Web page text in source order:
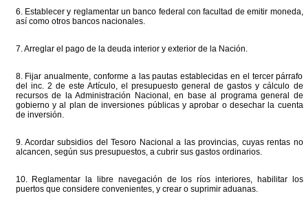
6. Establecer y reglamentar un banco federal con facultad de emitir moneda,
así como otros bancos nacionales.
7. Arreglar el pago de la deuda interior y exterior de la Nación.
8. Fijar anualmente, conforme a las pautas establecidas en el tercer párrafo
del inc. 2 de este Artículo, el presupuesto general de gastos y cálculo de
recursos de la Administración Nacional, en base al programa general de
gobierno y al plan de inversiones públicas y aprobar o desechar la cuenta
de inversión.
9. Acordar subsidios del Tesoro Nacional a las provincias, cuyas rentas no
alcancen, según sus presupuestos, a cubrir sus gastos ordinarios.
10. Reglamentar la libre navegación de los ríos interiores, habilitar los
puertos que considere convenientes, y crear o suprimir aduanas.